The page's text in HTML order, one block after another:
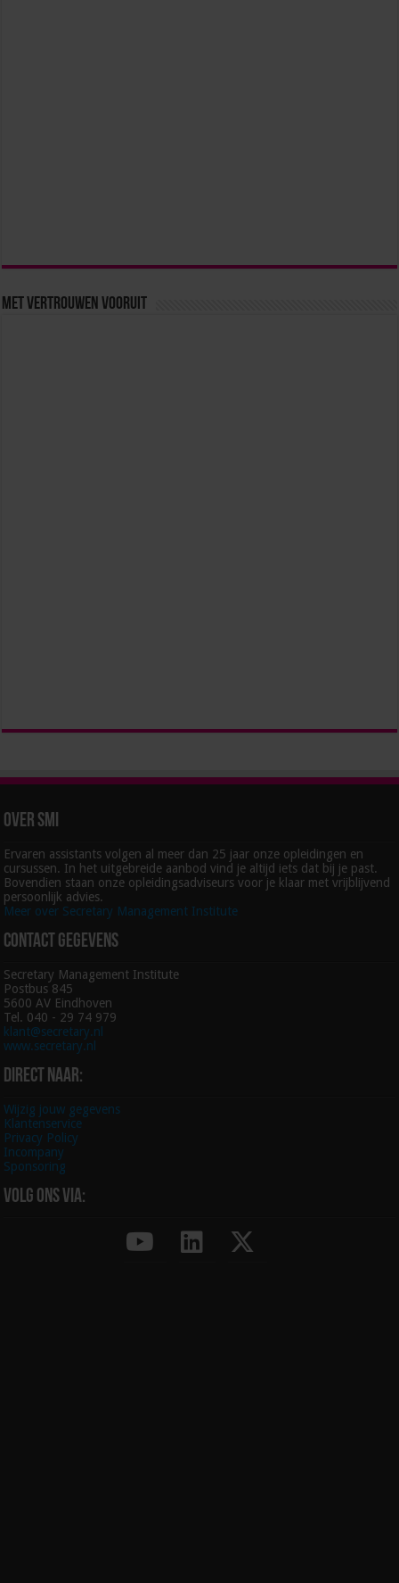
Met vertrouwen vooruit
Over SMI
Ervaren assistants volgen al meer dan 25 jaar onze opleidingen en
cursussen. In het uitgebreide aanbod vind je altijd iets dat bij je past.
Bovendien staan onze opleidingsadviseurs voor je klaar met vrijblijvend
persoonlijk advies.
Meer over Secretary Management Institute
Contact gegevens
Secretary Management Institute
Postbus 845
5600 AV Eindhoven
Tel. 040 - 29 74 979
klant@secretary.nl
www.secretary.nl
Direct naar:
Wijzig jouw gegevens
Klantenservice
Privacy Policy
Incompany
Sponsoring
Volg ons via: